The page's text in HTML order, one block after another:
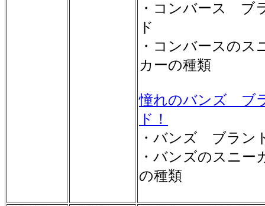
・コンバース ブ
ド
・コンバースのス
カーの種類
憧れのバンズ ブ
ド！
・バンズ ブラン
・バンズのスニー
の種類